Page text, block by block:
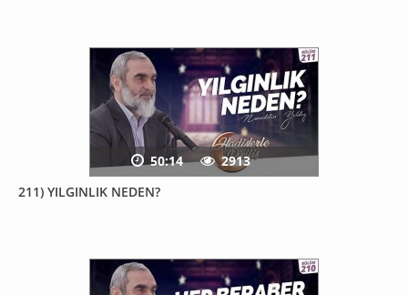
211) YILGINLIK NEDEN?
50:14 2913